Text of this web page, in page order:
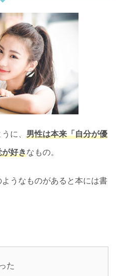
に、 男性は本来「自分が優
好きなもの。
うなものがあると本には書
た